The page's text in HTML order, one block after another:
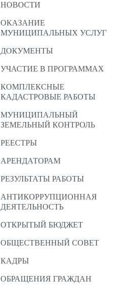
НОВОСТИ
ОКАЗАНИЕ
МУНИЦИПАЛЬНЫХ УСЛУГ
ДОКУМЕНТЫ
УЧАСТИЕ В ПРОГРАММАХ
КОМПЛЕКСНЫЕ
КАДАСТРОВЫЕ РАБОТЫ
МУНИЦИПАЛЬНЫЙ
ЗЕМЕЛЬНЫЙ КОНТРОЛЬ
РЕЕСТРЫ
АРЕНДАТОРАМ
РЕЗУЛЬТАТЫ РАБОТЫ
АНТИКОРРУПЦИОННАЯ
ДЕЯТЕЛЬНОСТЬ
ОТКРЫТЫЙ БЮДЖЕТ
ОБЩЕСТВЕННЫЙ СОВЕТ
КАДРЫ
ОБРАЩЕНИЯ ГРАЖДАН